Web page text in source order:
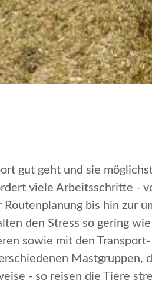
gut geht und sie
viele Arbeitsschritte -
bis hin zur
den Stress so gering
sowie mit den
Mastgruppen,
- so reisen die Tiere